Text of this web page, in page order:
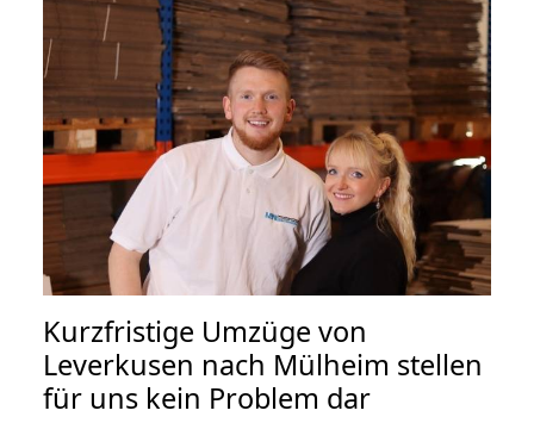
Kurzfristige Umzüge von
Leverkusen nach Mülheim stellen
für uns kein Problem dar